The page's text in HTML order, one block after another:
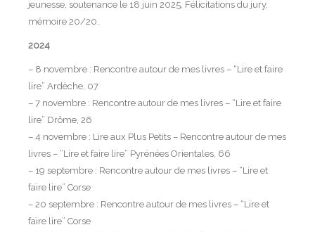
jeunesse, soutenance le 18 juin 2025, Félicitations du jury,
mémoire 20/20.
2024
– 8 novembre : Rencontre autour de mes livres – “Lire et faire
lire” Ardèche, 07
– 7 novembre : Rencontre autour de mes livres – “Lire et faire
lire” Drôme, 26
– 4 novembre : Lire aux Plus Petits – Rencontre autour de mes
livres – “Lire et faire lire” Pyrénées Orientales, 66
– 19 septembre : Rencontre autour de mes livres – “Lire et
faire lire” Corse
– 20 septembre : Rencontre autour de mes livres – “Lire et
faire lire” Corse